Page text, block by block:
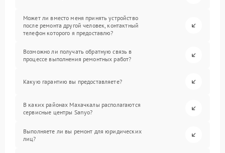
Может ли вместо меня принять устройство
после ремонта другой человек, контактный
телефон которого я предоставлю?
Возможно ли получать обратную связь в
процессе выполнения ремонтных работ?
Какую гарантию вы предоставляете?
В каких районах Махачкалы располагаются
сервисные центры Sanyo?
Выполняете ли вы ремонт для юридических
лиц?